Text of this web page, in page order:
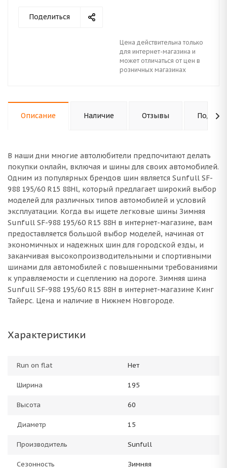
Поделиться
Цена действительна только
для интернет-магазина и
может отличаться от цен в
розничных магазинах
Описание Наличие Отзывы
В наши дни многие автолюбители предпочитают делать
покупки онлайн, включая и шины для своих автомобилей.
Одним из популярных брендов шин является Sunfull SF-
988 195/60 R15 88Hl, который предлагает широкий выбор
моделей для различных типов автомобилей и условий
эксплуатации. Когда вы ищете легковые шины Зимняя
Sunfull SF-988 195/60 R15 88H в интернет-магазине, вам
предоставляется большой выбор моделей, начиная от
экономичных и надежных шин для городской езды, и
заканчивая высокопроизводительными и спортивными
шинами для автомобилей с повышенными требованиями
к управляемости и сцеплению на дороге. Зимняя шина
Sunfull SF-988 195/60 R15 88H в интернет-магазине Кинг
Тайерс. Цена и наличие в Нижнем Новгороде.
Характеристики
Run on flat Нет
Ширина 195
Высота 60
Диаметр 15
Производитель Sunfull
Сезонность Зимняя